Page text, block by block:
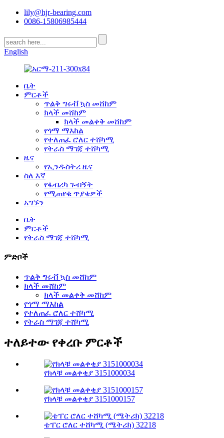
lily@hjr-bearing.com
0086-15806985444
English
ቤት
ምርቶች
ጥልቅ ግሩቭ ኳስ መሸከም
ክላች መሸከም
ክላች መልቀቅ መሸከም
የጎማ ማእከል
የተለጠፈ ሮለር ተሸካሚ
የትራስ ማገጃ ተሸካሚ
ዜና
የኢንዱስትሪ ዜና
ስለ እኛ
የፋብሪካ ጉብኝት
የሚጠየቁ ጥያቄዎች
አግኙን
ቤት
ምርቶች
የትራስ ማገጃ ተሸካሚ
ምድቦች
ጥልቅ ግሩቭ ኳስ መሸከም
ክላች መሸከም
ክላች መልቀቅ መሸከም
የጎማ ማእከል
የተለጠፈ ሮለር ተሸካሚ
የትራስ ማገጃ ተሸካሚ
ተለይተው የቀረቡ ምርቶች
የክላቹ መልቀቂያ 3151000034
የክላቹ መልቀቂያ 3151000157
ቴፐር ሮለር ተሸካሚ (ሜትሪክ) 32218